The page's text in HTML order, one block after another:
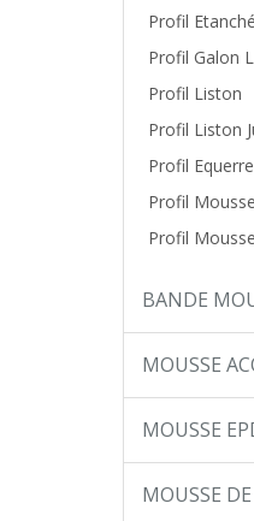
Profil
Profil Galon
Profil Liston
Profil Liston
Profil
Profil
Profil
BANDE
MOUSSE
MOUSSE
MOUSSE